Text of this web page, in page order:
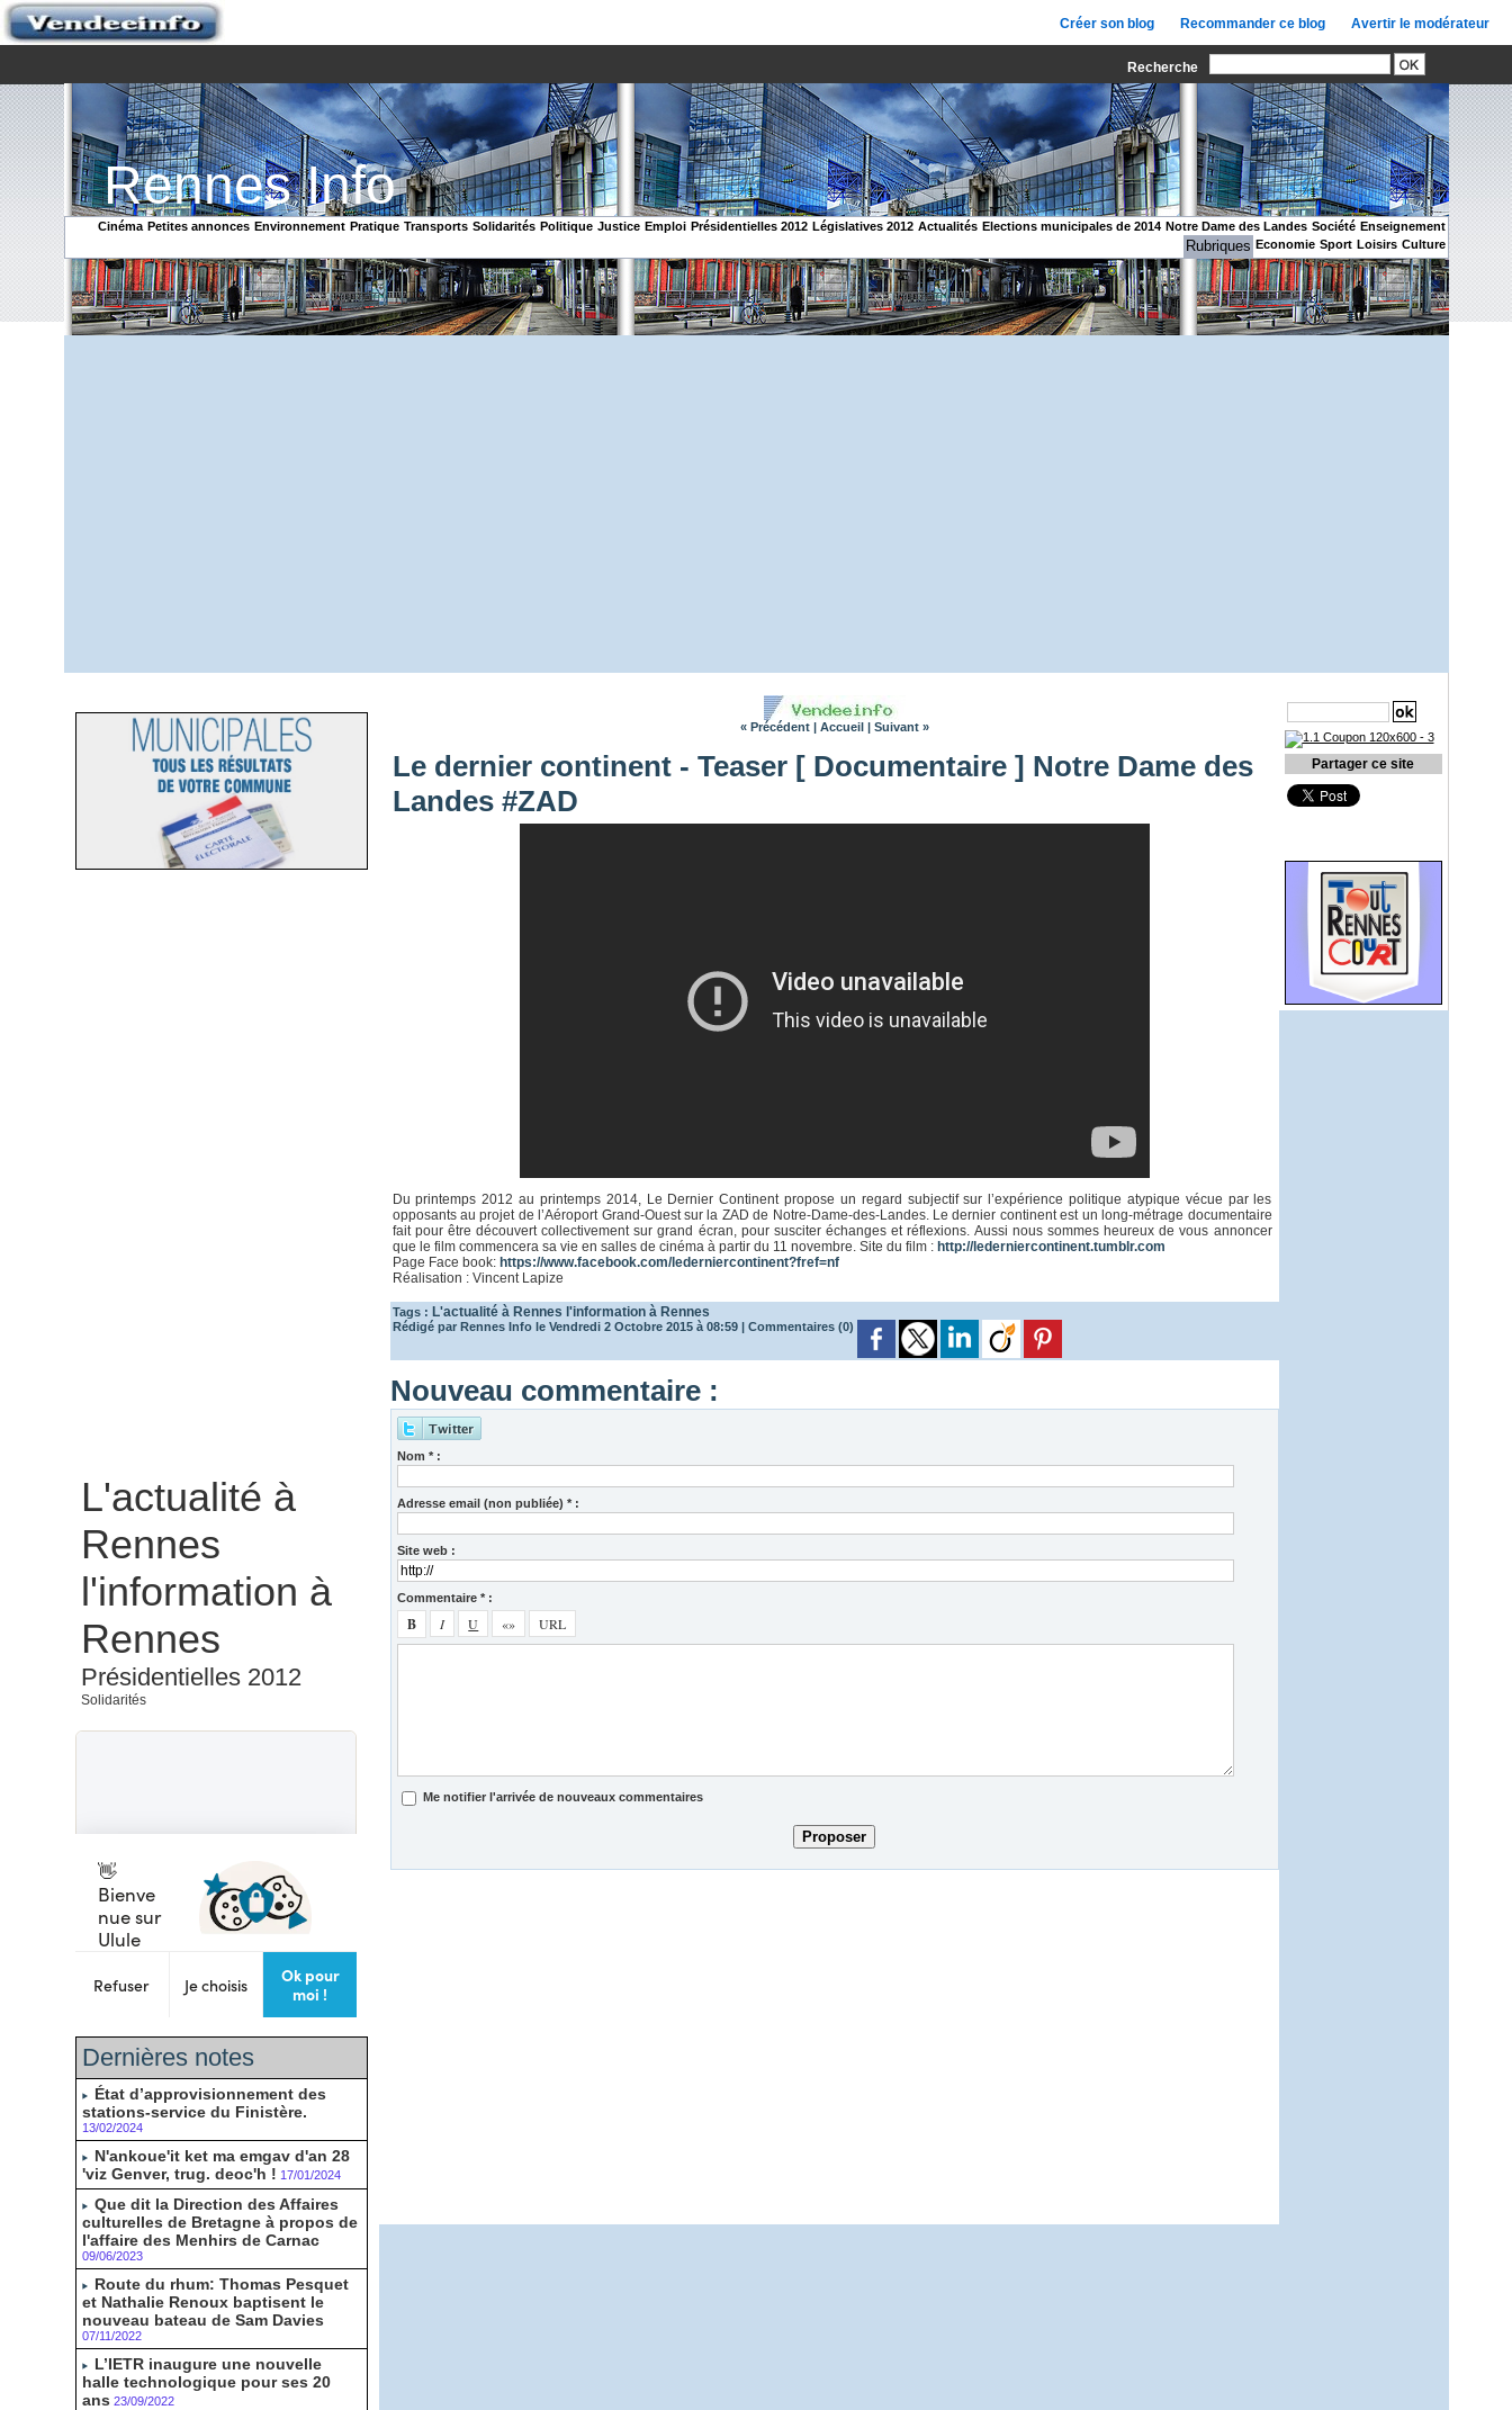
Créer son blog Recommander ce blog Avertir le modérateur
Recherche
Rennes Info
Enseignement
Société
Notre Dame des Landes
Elections municipales de 2014
Actualités
Législatives 2012
Présidentielles 2012
Emploi
Justice
Politique
Solidarités
Transports
Pratique
Environnement
Petites annonces
Cinéma
Culture
Loisirs
Sport
Economie
Rubriques
L'actualité à
Rennes
l'information à
Rennes
Présidentielles 2012
Solidarités
Dernières notes
État d’approvisionnement des
stations-service du Finistère.
13/02/2024
N'ankoue'it ket ma emgav d'an 28
'viz Genver, trug. deoc'h ! 17/01/2024
Que dit la Direction des Affaires
culturelles de Bretagne à propos de
l'affaire des Menhirs de Carnac
09/06/2023
Route du rhum: Thomas Pesquet
et Nathalie Renoux baptisent le
nouveau bateau de Sam Davies
07/11/2022
L’IETR inaugure une nouvelle
halle technologique pour ses 20
ans 23/09/2022
« Précédent | Accueil | Suivant »
Le dernier continent - Teaser [ Documentaire ] Notre Dame des
Landes #ZAD
Du printemps 2012 au printemps 2014, Le Dernier Continent propose un regard subjectif sur l’expérience politique atypique vécue par les
opposants au projet de l’Aéroport Grand-Ouest sur la ZAD de Notre-Dame-des-Landes. Le dernier continent est un long-métrage documentaire
fait pour être découvert collectivement sur grand écran, pour susciter échanges et réflexions. Aussi nous sommes heureux de vous annoncer
que le film commencera sa vie en salles de cinéma à partir du 11 novembre. Site du film : http://lederniercontinent.tumblr.com
Page Face book:https://www.facebook.com/lederniercontinent?fref=nf
Réalisation : Vincent Lapize
Tags : L'actualité à Rennes l'information à Rennes
Rédigé par Rennes Info le Vendredi 2 Octobre 2015 à 08:59 | Commentaires (0)
Nouveau commentaire :
Nom * :
Adresse email (non publiée) * :
Site web :
Commentaire * :
Me notifier l'arrivée de nouveaux commentaires
Partager ce site